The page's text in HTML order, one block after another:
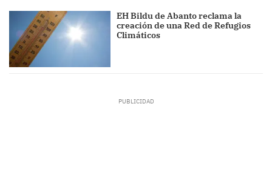
EH Bildu de Abanto reclama la
creación de una Red de Refugios
Climáticos